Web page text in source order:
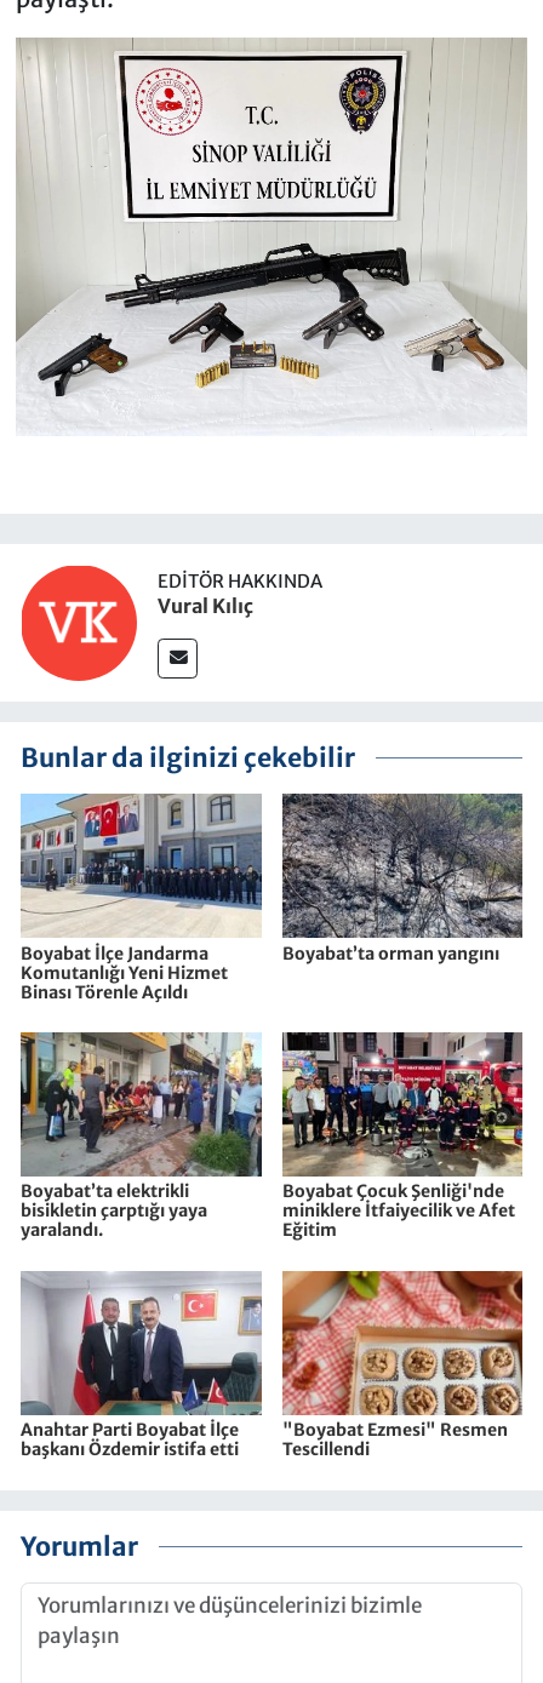
EDITÖR HAKKINDA
Vural Kılıç
Bunlar da ilginizi çekebilir
Boyabat İlçe Jandarma
Komutanlığı Yeni Hizmet
Binası Törenle Açıldı
Boyabat’ta orman yangını
Boyabat’ta elektrikli
bisikletin çarptığı yaya
yaralandı.
Boyabat Çocuk Şenliği'nde
miniklere İtfaiyecilik ve Afet
Eğitim
Anahtar Parti Boyabat İlçe
başkanı Özdemir istifa etti
"Boyabat Ezmesi" Resmen
Tescillendi
Yorumlar